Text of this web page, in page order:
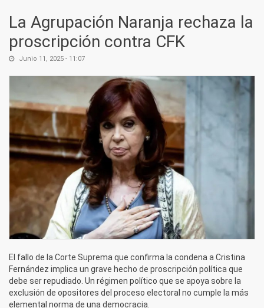
La Agrupación Naranja rechaza la
proscripción contra CFK
Junio 11, 2025 - 11:07
El fallo de la Corte Suprema que confirma la condena a Cristina
Fernández implica un grave hecho de proscripción política que
debe ser repudiado. Un régimen político que se apoya sobre la
exclusión de opositores del proceso electoral no cumple la más
elemental norma de una democracia.